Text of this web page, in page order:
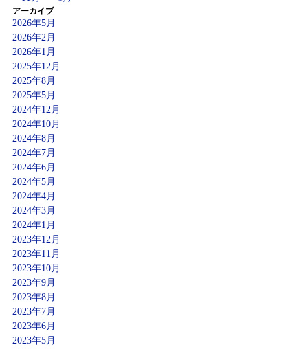
アーカイブ
2026年5月
2026年2月
2026年1月
2025年12月
2025年8月
2025年5月
2024年12月
2024年10月
2024年8月
2024年7月
2024年6月
2024年5月
2024年4月
2024年3月
2024年1月
2023年12月
2023年11月
2023年10月
2023年9月
2023年8月
2023年7月
2023年6月
2023年5月